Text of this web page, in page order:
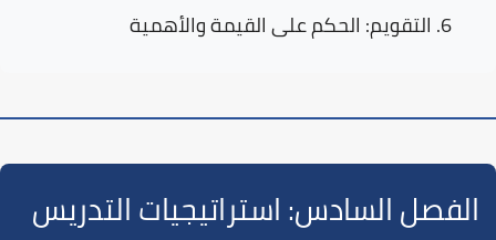
التقويم: الحكم على القيمة والأهمية
الفصل السادس: استراتيجيات التدريس